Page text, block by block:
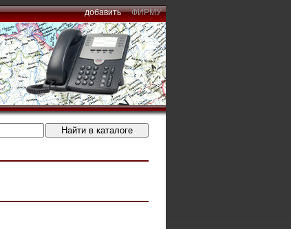
добавить ФИРМУ